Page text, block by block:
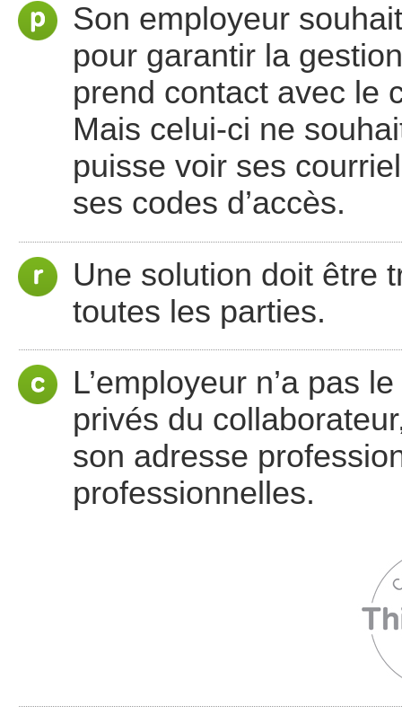
Son employeur
pour garantir la
prend contact avec le
Mais celui-ci ne
puisse voir ses
ses codes d’accès.
Une solution doit être
toutes les parties.
L’employeur n’a pas
privés du
son adresse
professionnelles.